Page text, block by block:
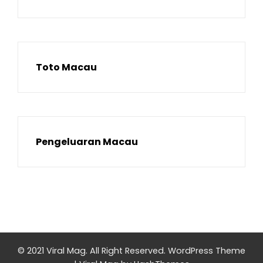
Toto Macau
Pengeluaran Macau
© 2021 Viral Mag. All Right Reserved. WordPress Theme